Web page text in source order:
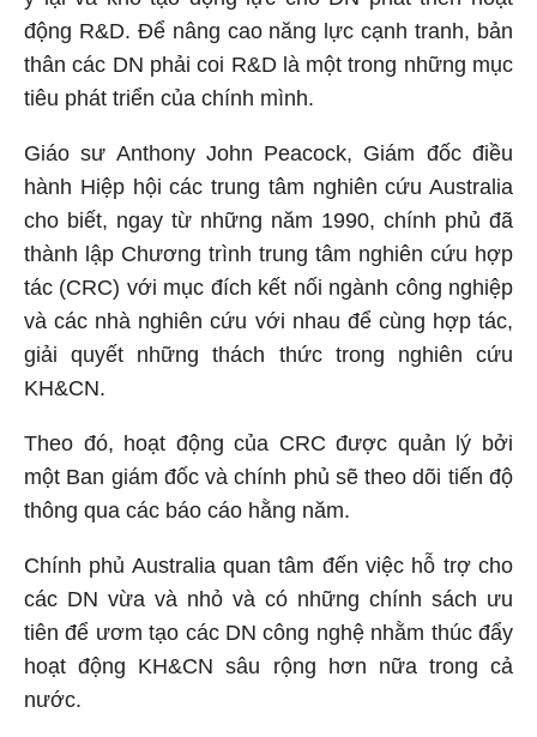
động R&D. Để nâng cao năng lực cạnh tranh, bản
thân các DN phải coi R&D là một trong những mục
tiêu phát triển của chính mình.
Giáo sư Anthony John Peacock, Giám đốc điều
hành Hiệp hội các trung tâm nghiên cứu Australia
cho biết, ngay từ những năm 1990, chính phủ đã
thành lập Chương trình trung tâm nghiên cứu hợp
tác (CRC) với mục đích kết nối ngành công nghiệp
và các nhà nghiên cứu với nhau để cùng hợp tác,
giải quyết những thách thức trong nghiên cứu
KH&CN.
Theo đó, hoạt động của CRC được quản lý bởi
một Ban giám đốc và chính phủ sẽ theo dõi tiến độ
thông qua các báo cáo hằng năm.
Chính phủ Australia quan tâm đến việc hỗ trợ cho
các DN vừa và nhỏ và có những chính sách ưu
tiên để ươm tạo các DN công nghệ nhằm thúc đẩy
hoạt động KH&CN sâu rộng hơn nữa trong cả
nước.